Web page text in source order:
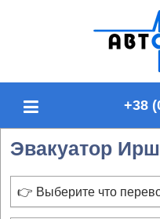
+38
Эвакуатор
👉 Выберите что